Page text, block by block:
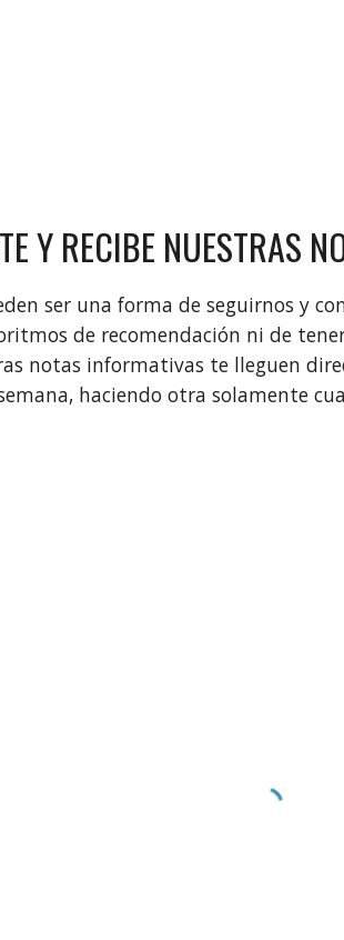
Y RECIBE NUESTRAS
ser una forma de seguirnos y
de recomendación ni de
notas informativas te lleguen
haciendo otra solamente